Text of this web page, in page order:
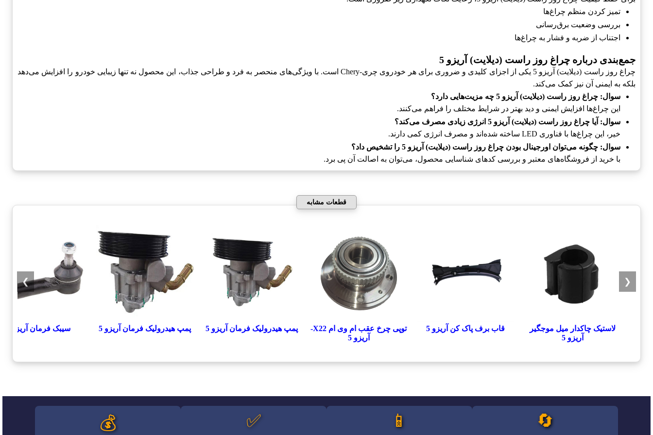
تمیز کردن منظم چراغ‌ها
بررسی وضعیت برق‌رسانی
اجتناب از ضربه و فشار به چراغ‌ها
جمع‌بندی درباره چراغ روز راست (دیلایت) آریزو 5
چراغ روز راست (دیلایت) آریزو 5 یکی از اجزای کلیدی و ضروری برای هر خودروی چری-Chery است. با ویژگی‌های منحصر به فرد و طراحی جذاب، این محصول نه تنها زیبایی خودرو را افزایش می‌دهد
بلکه به ایمنی آن نیز کمک می‌کند.
سوال: چراغ روز راست (دیلایت) آریزو 5 چه مزیت‌هایی دارد؟
این چراغ‌ها افزایش ایمنی و دید بهتر در شرایط مختلف را فراهم می‌کنند.
سوال: آیا چراغ روز راست (دیلایت) آریزو 5 انرژی زیادی مصرف می‌کند؟
خیر، این چراغ‌ها با فناوری LED ساخته شده‌اند و مصرف انرژی کمی دارند.
سوال: چگونه می‌توان اورجینال بودن چراغ روز راست (دیلایت) آریزو 5 را تشخیص داد؟
با خرید از فروشگاه‌های معتبر و بررسی کدهای شناسایی محصول، می‌توان به اصالت آن پی برد.
قطعات مشابه
لاستیک چاکدار میل موجگیر
آریزو 5
قاب برف پاک کن آریزو 5
توپی چرخ عقب ام وی ام X22-
آریزو 5
پمپ هیدرولیک فرمان آریزو 5 پمپ هیدرولیک فرمان آریزو 5 سيبک فرمان آریزو 5
❮
❯
🔄
📱
✅
💰